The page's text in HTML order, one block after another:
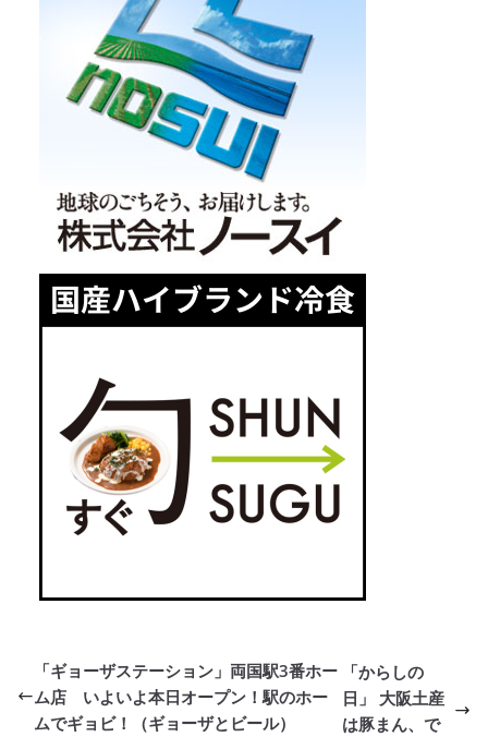
「ギョーザステーション」両国駅3番ホー
ム店 いよいよ本日オープン！駅のホー
ムでギョビ！（ギョーザとビール）
「からしの
日」 大阪土産
は豚まん、で